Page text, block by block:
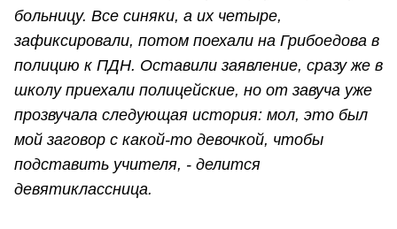
больницу. Все синяки, а их четыре,
зафиксировали, потом поехали на Грибоедова в
полицию к ПДН. Оставили заявление, сразу же в
школу приехали полицейские, но от завуча уже
прозвучала следующая история: мол, это был
мой заговор с какой-то девочкой, чтобы
подставить учителя, - делится
девятиклассница.